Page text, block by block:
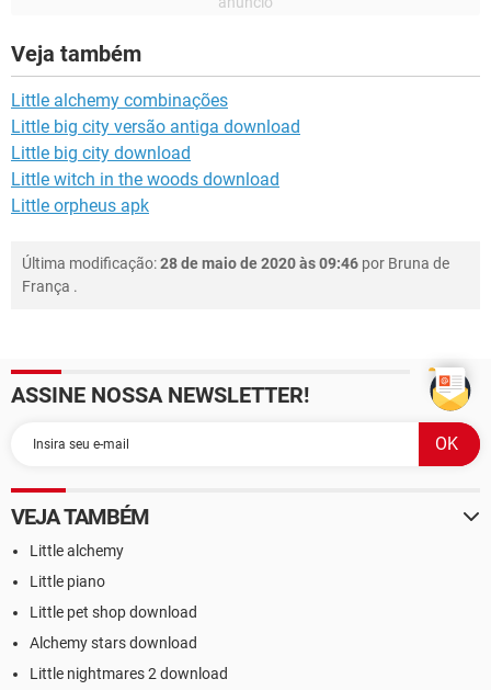
Veja também
Little alchemy combinações
Little big city versão antiga download
Little big city download
Little witch in the woods download
Little orpheus apk
Última modificação:28 de maio de 2020 às 09:46 por Bruna de
França .
ASSINE NOSSA NEWSLETTER!
VEJA TAMBÉM
Little alchemy
Little piano
Little pet shop download
Alchemy stars download
Little nightmares 2 download